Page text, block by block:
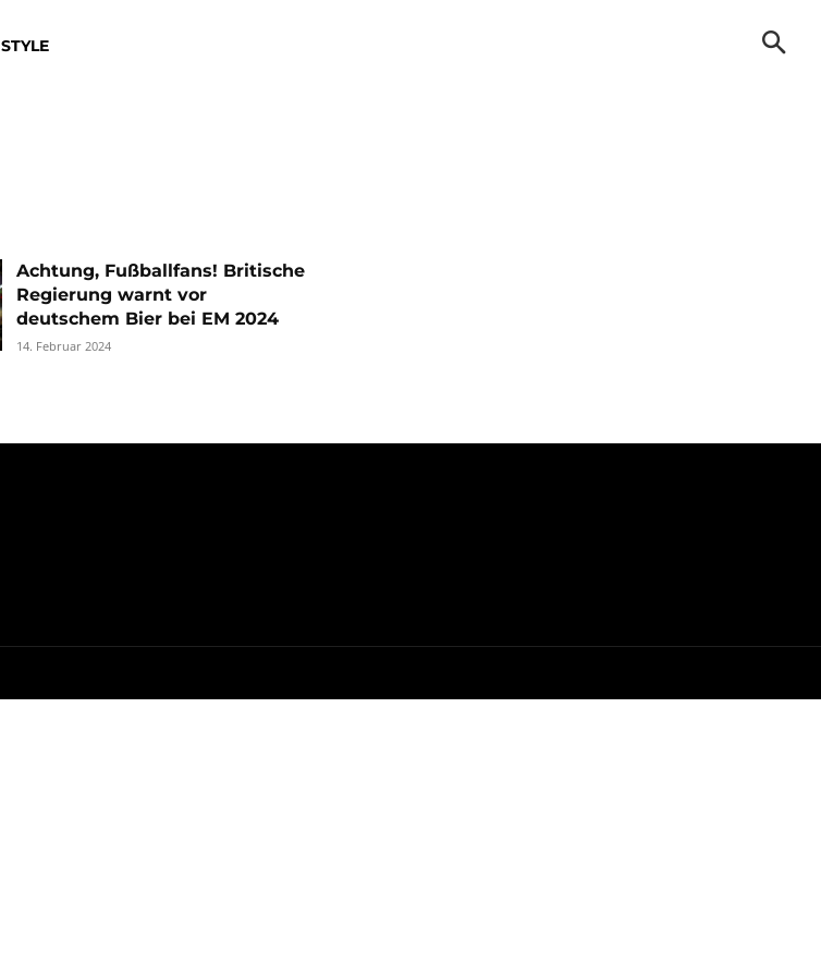
STYLE
Achtung, Fußballfans! Britische
Regierung warnt vor
deutschem Bier bei EM 2024
14. Februar 2024